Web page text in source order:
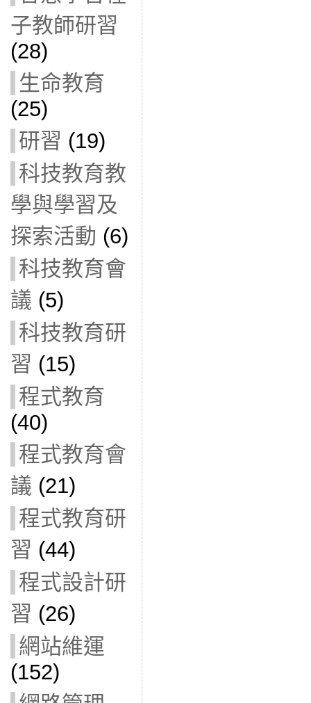
子教師研習
(28)
生命教育
(25)
研習 (19)
科技教育教
學與學習及
探索活動 (6)
科技教育會
議 (5)
科技教育研
習 (15)
程式教育
(40)
程式教育會
議 (21)
程式教育研
習 (44)
程式設計研
習 (26)
網站維運
(152)